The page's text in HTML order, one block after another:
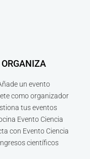
ORGANIZA
un evento
como organizador
tus eventos
Evento Ciencia
con Evento Ciencia
científicos